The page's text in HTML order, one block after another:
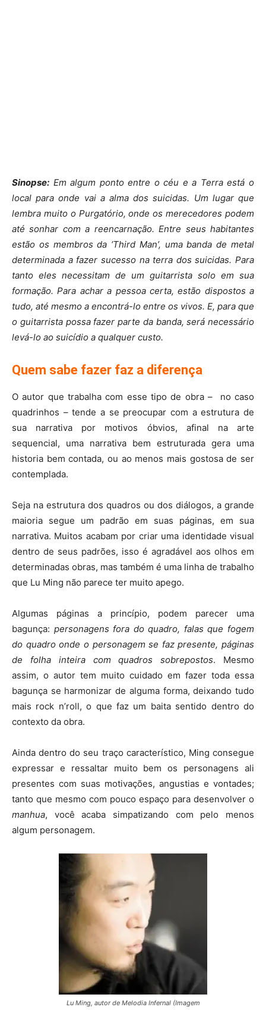
Sinopse: Em algum ponto entre o céu e a Terra está o
local para onde vai a alma dos suicidas. Um lugar que
lembra muito o Purgatório, onde os merecedores podem
até sonhar com a reencarnação. Entre seus habitantes
estão os membros da ‘Third Man’, uma banda de metal
determinada a fazer sucesso na terra dos suicidas. Para
tanto eles necessitam de um guitarrista solo em sua
formação. Para achar a pessoa certa, estão dispostos a
tudo, até mesmo a encontrá-lo entre os vivos. E, para que
o guitarrista possa fazer parte da banda, será necessário
levá-lo ao suicídio a qualquer custo.
Quem sabe fazer faz a diferença
O autor que trabalha com esse tipo de obra – no caso
quadrinhos – tende a se preocupar com a estrutura de
sua narrativa por motivos óbvios, afinal na arte
sequencial, uma narrativa bem estruturada gera uma
historia bem contada, ou ao menos mais gostosa de ser
contemplada.
Seja na estrutura dos quadros ou dos diálogos, a grande
maioria segue um padrão em suas páginas, em sua
narrativa. Muitos acabam por criar uma identidade visual
dentro de seus padrões, isso é agradável aos olhos em
determinadas obras, mas também é uma linha de trabalho
que Lu Ming não parece ter muito apego.
Algumas páginas a princípio, podem parecer uma
bagunça: personagens fora do quadro, falas que fogem
do quadro onde o personagem se faz presente, páginas
de folha inteira com quadros sobrepostos. Mesmo
assim, o autor tem muito cuidado em fazer toda essa
bagunça se harmonizar de alguma forma, deixando tudo
mais rock n’roll, o que faz um baita sentido dentro do
contexto da obra.
Ainda dentro do seu traço característico, Ming consegue
expressar e ressaltar muito bem os personagens ali
presentes com suas motivações, angustias e vontades;
tanto que mesmo com pouco espaço para desenvolver o
manhua, você acaba simpatizando com pelo menos
algum personagem.
Lu Ming, autor de Melodia Infernal (Imagem